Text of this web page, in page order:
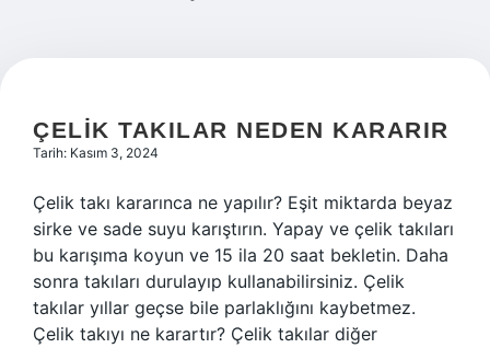
ÇELIK TAKILAR NEDEN KARARIR
Tarih: Kasım 3, 2024
Çelik takı kararınca ne yapılır? Eşit miktarda beyaz
sirke ve sade suyu karıştırın. Yapay ve çelik takıları
bu karışıma koyun ve 15 ila 20 saat bekletin. Daha
sonra takıları durulayıp kullanabilirsiniz. Çelik
takılar yıllar geçse bile parlaklığını kaybetmez.
Çelik takıyı ne karartır? Çelik takılar diğer